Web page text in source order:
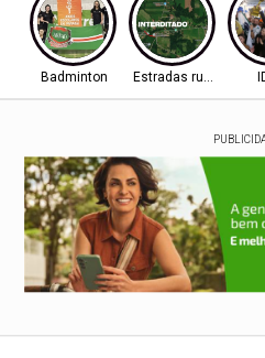
Badminton Estradas rurais